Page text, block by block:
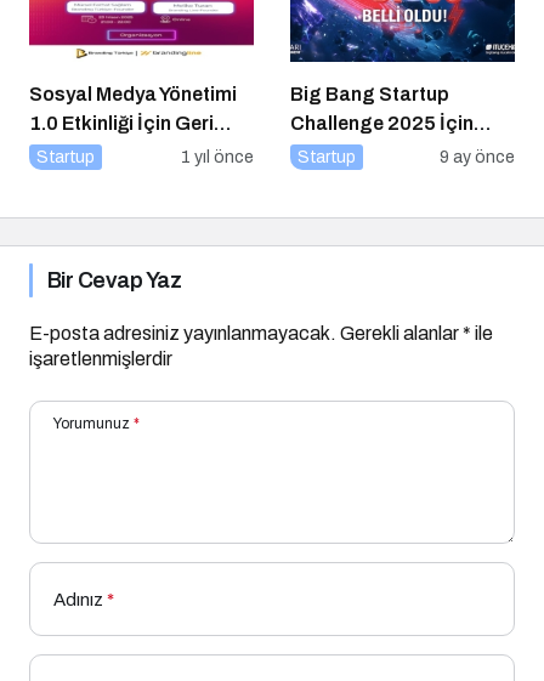
Sosyal Medya Yönetimi
1.0 Etkinliği İçin Geri
Sayım!
Startup 1 yıl önce
Big Bang Startup
Challenge 2025 İçin
Geri Sayım Başladı
Startup 9 ay önce
Bir Cevap Yaz
E-posta adresiniz yayınlanmayacak. Gerekli alanlar* ile
işaretlenmişlerdir
Yorumunuz *
Adınız *